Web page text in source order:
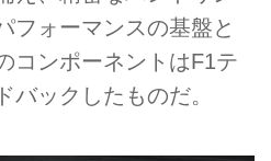
フォーマンスの基盤と
コンポーネントはF1テ
バックしたものだ。